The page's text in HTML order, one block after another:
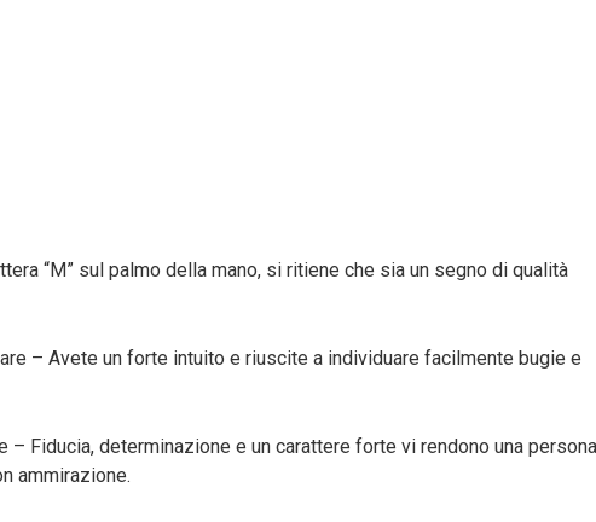
“M” sul palmo della mano, si ritiene che sia un segno di qualità
– Avete un forte intuito e riuscite a individuare facilmente bugie e
– Fiducia, determinazione e un carattere forte vi rendono una
ammirazione.